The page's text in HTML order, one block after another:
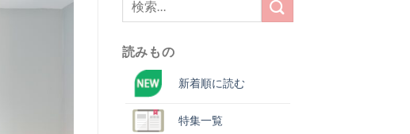
果:
読みもの
新着順に読む
特集一覧